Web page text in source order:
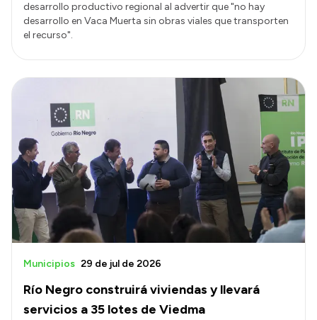
desarrollo productivo regional al advertir que "no hay
desarrollo en Vaca Muerta sin obras viales que transporten
el recurso".
Río Negro construirá viviendas y llevará
servicios a 35 lotes de Viedma
Municipios 29 de jul de 2026